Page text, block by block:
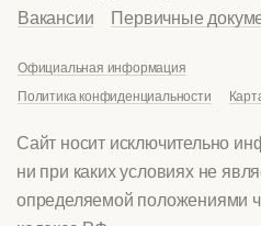
Вакансии
Первичные
Официальная информация
Политика конфиденциальности
Сайт носит исключительно
ни при каких условиях не
определяемой положениями